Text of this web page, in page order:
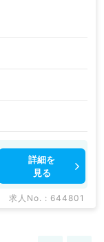
詳細を
見る
求人No. : 644801